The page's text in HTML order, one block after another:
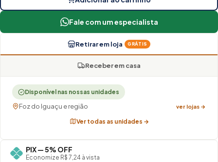
Fale com um especialista
Retirar em loja GRÁTIS
Receber em casa
Disponível nas nossas unidades
Foz do Iguaçu e região ver lojas →
Ver todas as unidades →
PIX — 5% OFF
Economize R$ 7,24 à vista